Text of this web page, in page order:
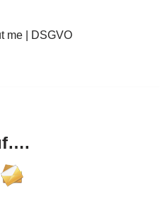
me | DSGVO